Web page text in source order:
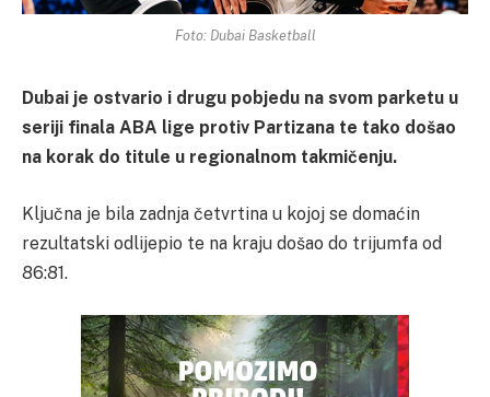
Foto: Dubai Basketball
Dubai je ostvario i drugu pobjedu na svom parketu u
seriji finala ABA lige protiv Partizana te tako došao
na korak do titule u regionalnom takmičenju.
Ključna je bila zadnja četvrtina u kojoj se domaćin
rezultatski odlijepio te na kraju došao do trijumfa od
86:81.